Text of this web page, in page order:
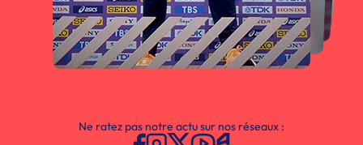
Ne ratez pas notre actu sur nos réseaux :